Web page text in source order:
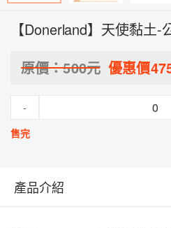
【Donerland】天使黏土-
原價：500元 優惠價
-
售完
產品介紹